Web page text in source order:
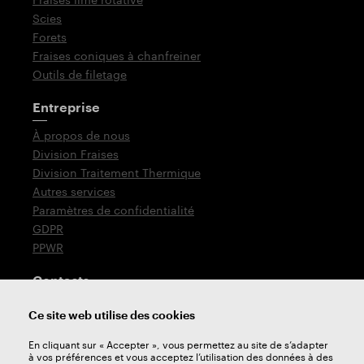
Scies
Forets
Fraises coniques à chanfreiner
Outils de filetage
Entreprise
À propos de nous
Division Fraises
Division Traitement Thermique
Autres services
Paramètres de confidentialité
GDPR
PPWR
Contacts
T: +420 576 777 510
Support technique
Ce site web utilise des cookies
En cliquant sur « Accepter », vous permettez au site de s’adapter
à vos préférences et vous acceptez l’utilisation des données à des